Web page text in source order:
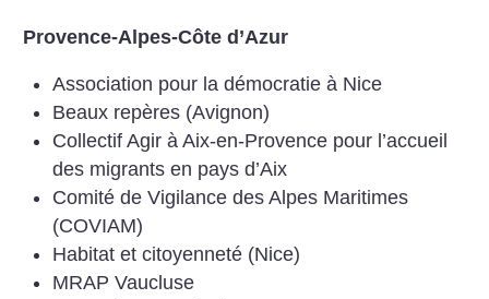
Provence-Alpes-Côte d’Azur
Association pour la démocratie à Nice
Beaux repères (Avignon)
Collectif Agir à Aix-en-Provence pour l’accueil
des migrants en pays d’Aix
Comité de Vigilance des Alpes Maritimes
(COVIAM)
Habitat et citoyenneté (Nice)
MRAP Vaucluse